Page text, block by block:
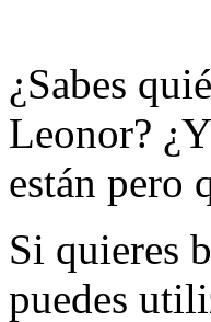
¿Sabes
Leonor?
están pero
Si quieres
puedes